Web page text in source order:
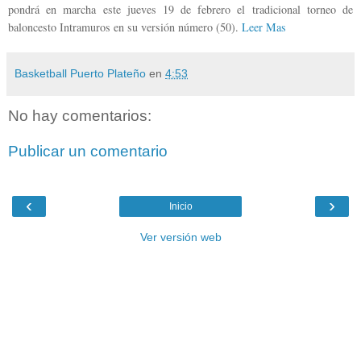
pondrá en marcha este jueves 19 de febrero el tradicional torneo de
baloncesto Intramuros en su versión número (50). Leer Mas
Basketball Puerto Plateño en 4:53
No hay comentarios:
Publicar un comentario
‹ ›
Inicio
Ver versión web